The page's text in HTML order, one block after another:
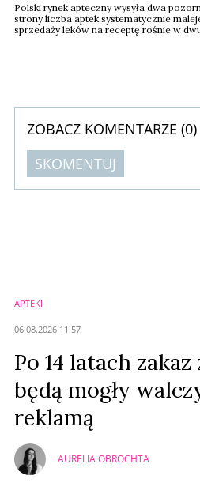
Polski rynek apteczny wysyła dwa
strony liczba aptek systematycznie
sprzedaży leków na receptę rośnie w
ZOBACZ KOMENTARZE (0)
SKOMENTUJ
APTEKI
06.08.2026 11:57
Po 14 latach
będą mogły
reklamą
AURELIA OBROCHTA